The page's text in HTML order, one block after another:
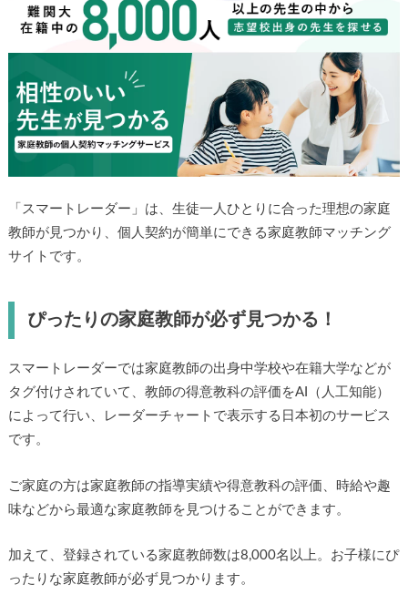
「スマートレーダー」は、生徒一人ひとりに合った理想の家庭
教師が見つかり、個人契約が簡単にできる家庭教師マッチング
サイトです。
ぴったりの家庭教師が必ず見つかる！
スマートレーダーでは家庭教師の出身中学校や在籍大学などが
タグ付けされていて、教師の得意教科の評価をAI（人工知能）
によって行い、レーダーチャートで表示する日本初のサービス
です。
ご家庭の方は家庭教師の指導実績や得意教科の評価、時給や趣
味などから最適な家庭教師を見つけることができます。
加えて、登録されている家庭教師数は8,000名以上。お子様にぴ
ったりな家庭教師が必ず見つかります。